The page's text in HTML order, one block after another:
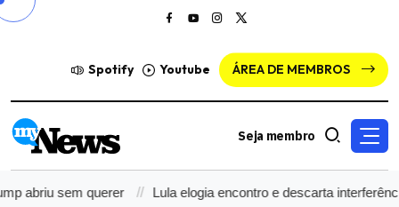
Spotify Youtube ÁREA DE MEMBROS
Seja membro
sem querer Lula elogia encontro e descarta interferência